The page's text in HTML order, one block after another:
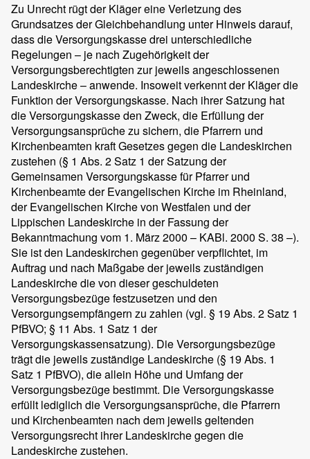
Zu Unrecht rügt der Kläger eine Verletzung des
Grundsatzes der Gleichbehandlung unter Hinweis darauf,
dass die Versorgungskasse drei unterschiedliche
Regelungen – je nach Zugehörigkeit der
Versorgungsberechtigten zur jeweils angeschlossenen
Landeskirche – anwende. Insoweit verkennt der Kläger die
Funktion der Versorgungskasse. Nach ihrer Satzung hat
die Versorgungskasse den Zweck, die Erfüllung der
Versorgungsansprüche zu sichern, die Pfarrern und
Kirchenbeamten kraft Gesetzes gegen die Landeskirchen
zustehen (§ 1 Abs. 2 Satz 1 der Satzung der
Gemeinsamen Versorgungskasse für Pfarrer und
Kirchenbeamte der Evangelischen Kirche im Rheinland,
der Evangelischen Kirche von Westfalen und der
Lippischen Landeskirche in der Fassung der
Bekanntmachung vom 1. März 2000 – KABl. 2000 S. 38 –).
Sie ist den Landeskirchen gegenüber verpflichtet, im
Auftrag und nach Maßgabe der jeweils zuständigen
Landeskirche die von dieser geschuldeten
Versorgungsbezüge festzusetzen und den
Versorgungsempfängern zu zahlen (vgl. § 19 Abs. 2 Satz 1
PfBVO; § 11 Abs. 1 Satz 1 der
Versorgungskassensatzung). Die Versorgungsbezüge
trägt die jeweils zuständige Landeskirche (§ 19 Abs. 1
Satz 1 PfBVO), die allein Höhe und Umfang der
Versorgungsbezüge bestimmt. Die Versorgungskasse
erfüllt lediglich die Versorgungsansprüche, die Pfarrern
und Kirchenbeamten nach dem jeweils geltenden
Versorgungsrecht ihrer Landeskirche gegen die
Landeskirche zustehen.